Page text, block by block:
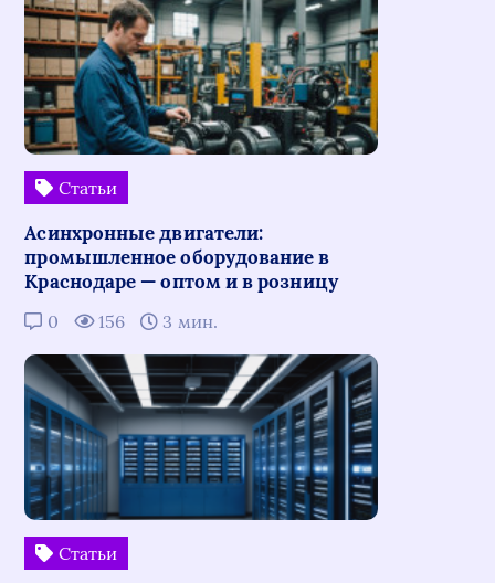
Статьи
Асинхронные двигатели:
промышленное оборудование в
Краснодаре — оптом и в розницу
0 156 3 мин.
Статьи